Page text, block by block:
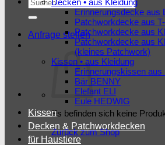
nach:
Anfrage stellen
Es befinden sich keine
Zurück zum Shop
Erinnerungsdecke aus
Patchworkdecke aus
Patchworkdecke aus
Patchworkdecke aus
(kleines Patchwork)
Kissen • aus Kleidung
Erinnerungskissen aus
Bär BENNY
Elefant ELI
Eule HEDWIG
Kissen
Decken & Patchworkdecken
für Haustiere